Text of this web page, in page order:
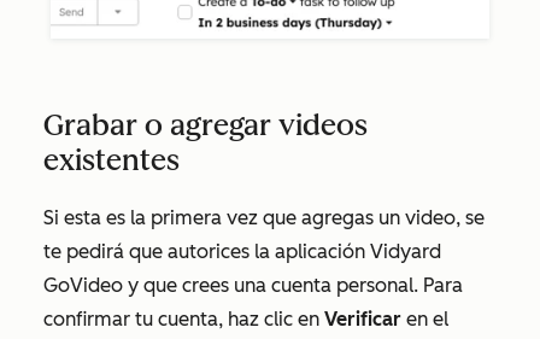
Grabar o agregar videos
existentes
Si esta es la primera vez que agregas un video, se
te pedirá que autorices la aplicación Vidyard
GoVideo y que crees una cuenta personal. Para
confirmar tu cuenta, haz clic en Verificar en el